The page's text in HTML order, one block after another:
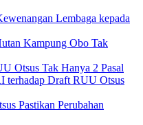
Lembaga kepada
Kampung Obo Tak
Otsus Tak Hanya 2 Pasal
terhadap Draft RUU Otsus
Pastikan Perubahan